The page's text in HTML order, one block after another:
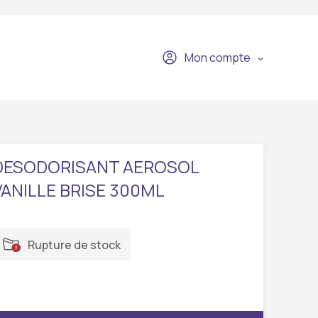
Mon compte
AEROSOL
BRISE 300ML
Rupture de stock